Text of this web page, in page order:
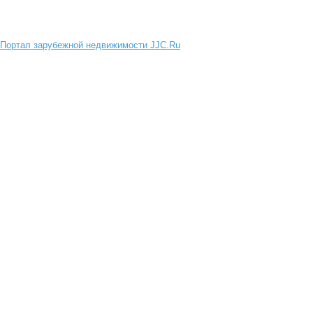
Портал зарубежной недвижимости JJC.Ru